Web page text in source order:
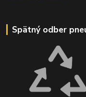
Spätný odber